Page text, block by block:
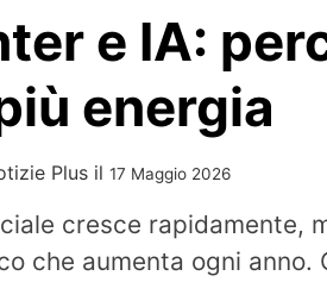
e IA:
energia
Plus il 17 Maggio 2026
cresce rapidamente,
che aumenta ogni